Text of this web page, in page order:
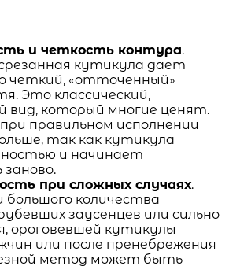
и четкость контура.
кутикула дает
четкий, «отточенный»
Это классический,
вид, который многие ценят.
правильном исполнении
так как кутикула
и начинает
при сложных случаях.
большого количества
заусенцев или сильно
ороговевшей кутикулы
или после пренебрежения
метод может быть